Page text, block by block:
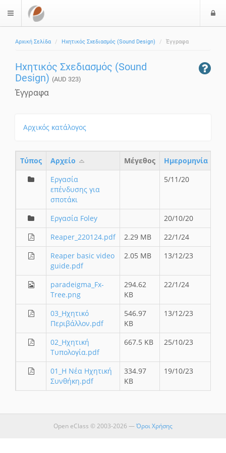
$langMenu
Αρχική Σελίδα Ηχητικός Σχεδιασμός (Sound Design) Έγγραφα
Ηχητικός Σχεδιασμός (Sound
Design) (AUD 323)
Έγγραφα
Αρχικός κατάλογος
Τύπος Aρχείο Μέγεθος
Ημερομηνία
Εργασία
επένδυσης για
σποτάκι
5/11/20
Εργασία Foley
20/10/20
Reaper_220124.pdf
2.29 MB
22/1/24
Reaper basic video
guide.pdf
2.05 MB 13/12/23
paradeigma_Fx-
Tree.png
294.62
KB
22/1/24
03_Ηχητικό
Περιβάλλον.pdf
546.97
KB
13/12/23
02_Ηχητική
Τυπολογία.pdf
667.5 KB 25/10/23
01_Η Νέα Ηχητική
Συνθήκη.pdf
334.97
KB
19/10/23
Open eClass © 2003-2026 —Όροι Χρήσης